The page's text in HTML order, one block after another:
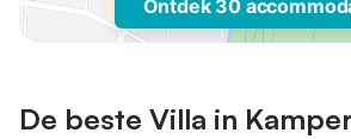
Ontdek 30
De beste Villa in